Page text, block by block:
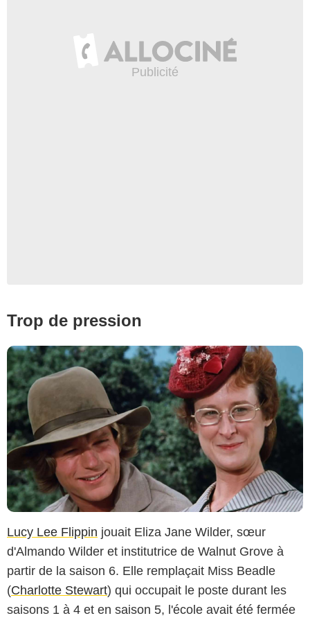
Trop de pression
Lucy Lee Flippin jouait Eliza Jane Wilder, sœur
d'Almando Wilder et institutrice de Walnut Grove à
partir de la saison 6. Elle remplaçait Miss Beadle
(Charlotte Stewart) qui occupait le poste durant les
saisons 1 à 4 et en saison 5, l'école avait été fermée